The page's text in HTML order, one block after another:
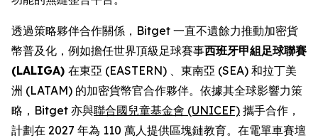
透過策略夥伴合作關係，Bitget 一直不遺餘力推動加密貨
幣普及化，例如擔任世界頂級足球賽事西班牙甲組足球聯賽
(LALIGA) 在東亞 (EASTERN) 、東南亞 (SEA) 和拉丁美
洲 (LATAM) 的加密貨幣官合作夥伴。依據其全球影響力策
略，Bitget 亦與聯合國兒童基金會 (UNICEF) 攜手合作，
計劃在 2027 年為 110 萬人提供區塊鏈教育。在電單車賽壇